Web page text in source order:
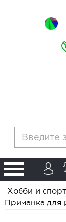
Хобби и спорт
Приманка для